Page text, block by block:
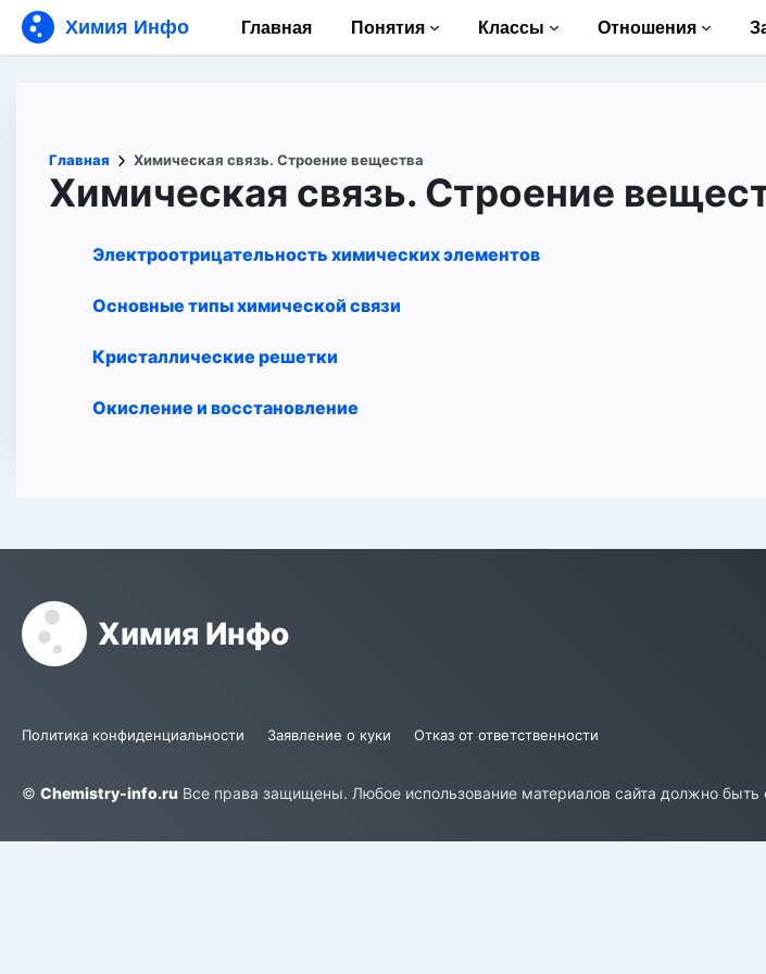
Химия Инфо Главная Понятия Классы Отношения
Главная Химическая связь. Строение вещества
Химическая связь. Строение
Электроотрицательность химических элементов
Основные типы химической связи
Кристаллические решетки
Окисление и восстановление
Химия Инфо
Политика конфиденциальности Заявление о куки Отказ от ответственности
© Chemistry-info.ru Все права защищены. Любое использование материалов сайта должно быть